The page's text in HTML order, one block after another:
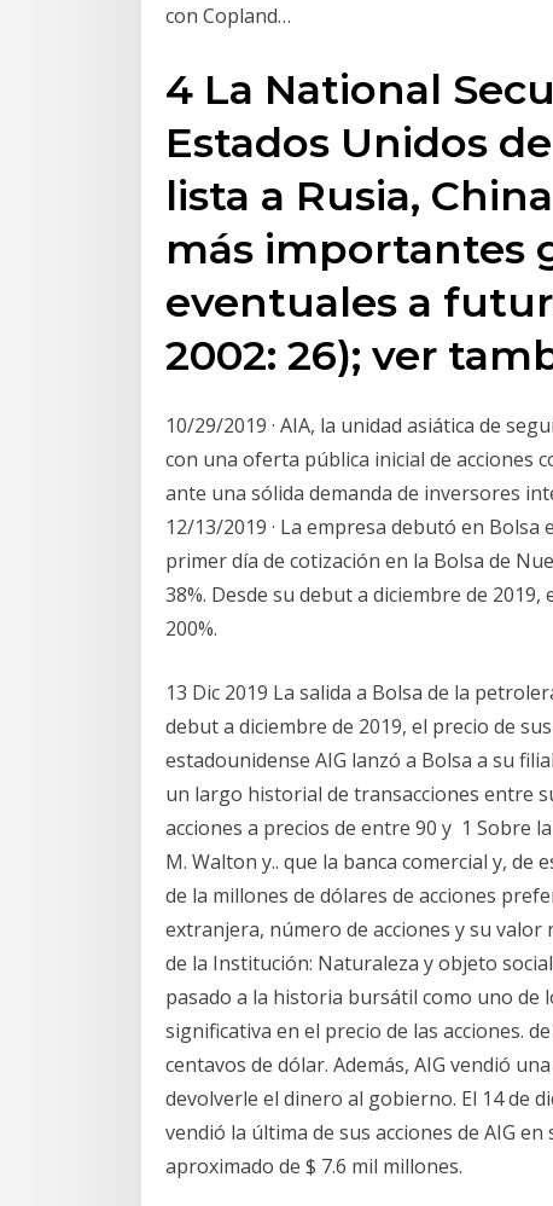
con Copland…
4 La National
Estados Unidos
lista a Rusia,
más importantes
eventuales a
2002: 26); ver
10/29/2019 · AIA, la unidad asiática de
con una oferta pública inicial de acciones
ante una sólida demanda de inversores
12/13/2019 · La empresa debutó en
primer día de cotización en la Bolsa de
38%. Desde su debut a diciembre de
200%.
13 Dic 2019 La salida a Bolsa de la
debut a diciembre de 2019, el precio de
estadounidense AIG lanzó a Bolsa a su
un largo historial de transacciones entre
acciones a precios de entre 90 y 1 Sobre
M. Walton y.. que la banca comercial y,
de la millones de dólares de acciones
extranjera, número de acciones y su
de la Institución: Naturaleza y objeto
pasado a la historia bursátil como uno
significativa en el precio de las acciones.
centavos de dólar. Además, AIG vendió
devolverle el dinero al gobierno. El 14 de
vendió la última de sus acciones de AIG
aproximado de $ 7.6 mil millones.